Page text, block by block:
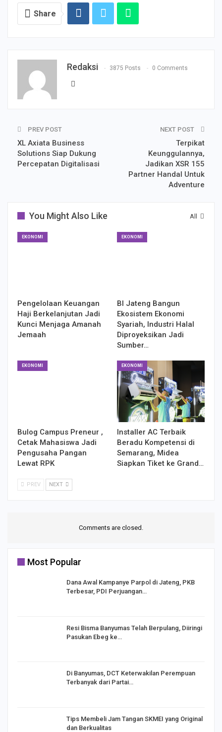
Share
Redaksi 3875 Posts 0 Comments
PREV POST
XL Axiata Business
Solutions Siap Dukung
Percepatan Digitalisasi
NEXT POST
Terpikat
Keunggulannya,
Jadikan XSR 155
Partner Handal Untuk
Adventure
All
You Might Also Like
EKONOMI
Pengelolaan Keuangan
Haji Berkelanjutan Jadi
Kunci Menjaga Amanah
Jemaah
EKONOMI
BI Jateng Bangun
Ekosistem Ekonomi
Syariah, Industri Halal
Diproyeksikan Jadi
Sumber…
EKONOMI
Bulog Campus Preneur ,
Cetak Mahasiswa Jadi
Pengusaha Pangan
Lewat RPK
EKONOMI
Installer AC Terbaik
Beradu Kompetensi di
Semarang, Midea
Siapkan Tiket ke Grand…
PREV NEXT
Comments are closed.
Most Popular
Dana Awal Kampanye Parpol di Jateng, PKB
Terbesar, PDI Perjuangan…
Resi Bisma Banyumas Telah Berpulang, Diiringi
Pasukan Ebeg ke…
Di Banyumas, DCT Keterwakilan Perempuan
Terbanyak dari Partai…
Tips Membeli Jam Tangan SKMEI yang Original
dan Berkualitas